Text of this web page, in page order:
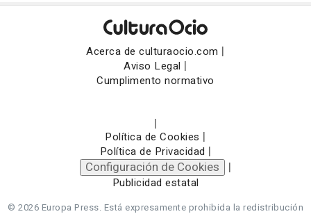
Acerca de culturaocio.com |
Aviso Legal |
Cumplimento normativo
|
Política de Cookies |
Política de Privacidad |
Configuración de Cookies |
Publicidad estatal
© 2026 Europa Press. Está expresamente prohibida la redistribución